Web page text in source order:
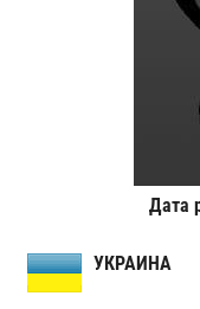
Дата
УКРАИНА